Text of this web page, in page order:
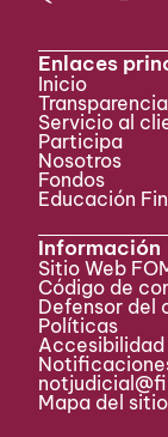
Enlaces
Inicio
Servicio al
Participa ​
Nosotros
Fondos
Educación
Información
Sitio Web
Código de
Defensor del
Políticas
Accesibilidad
Mapa del sitio